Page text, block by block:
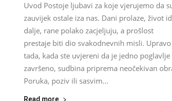
Uvod Postoje ljubavi za koje vjerujemo da
zauvijek ostale iza nas. Dani prolaze, život
dalje, rane polako zacjeljuju, a prošlost
prestaje biti dio svakodnevnih misli. Upravo
tada, kada ste uvjereni da je jedno poglavlje
završeno, sudbina priprema neočekivan
Poruka, poziv ili sasvim...
Read more